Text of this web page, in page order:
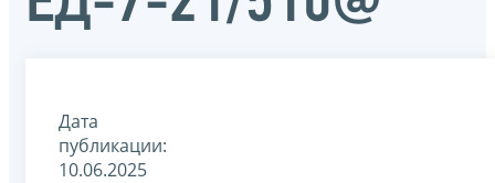
Дата
публикации:
10.06.2025